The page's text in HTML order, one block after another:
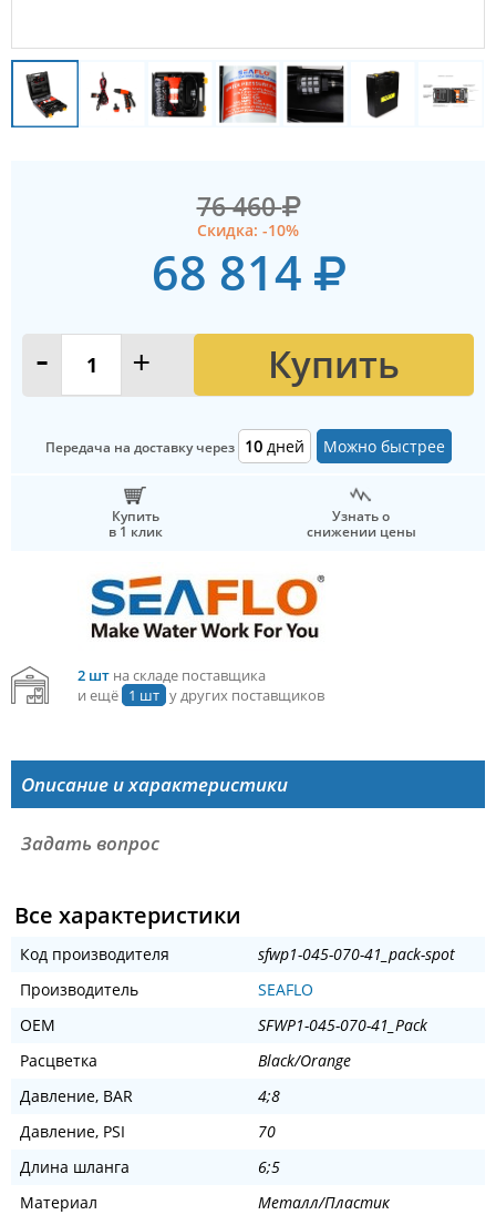
76 460
Скидка: -10%
68 814
- + Купить
Передача на доставку через 10 дней Можно быстрее
Купить
в 1 клик
Узнать о
снижении цены
2 штна складе поставщика
и ещё 1 шт у других поставщиков
Описание и характеристики
Задать вопрос
Все характеристики
Код производителя
sfwp1-045-070-41_pack-spot
Производитель
SEAFLO
OEM
SFWP1-045-070-41_Pack
Расцветка
Black/Orange
Давление, BAR
4;8
Давление, PSI
70
Длина шланга
6;5
Материал
Металл/Пластик